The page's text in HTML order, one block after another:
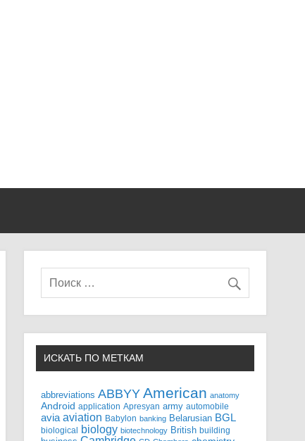
ИСКАТЬ ПО МЕТКАМ
abbreviations ABBYY American anatomy
Android application Apresyan army automobile
avia aviation Babylon banking Belarusian BGL
biological biology biotechnology British building